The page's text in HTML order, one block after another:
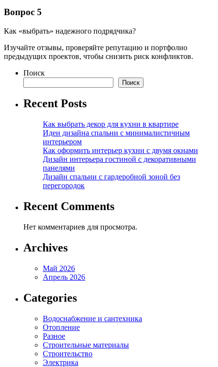
Вопрос 5
Как «выбрать» надежного подрядчика?
Изучайте отзывы, проверяйте репутацию и портфолио
предыдущих проектов, чтобы снизить риск конфликтов.
Поиск
Поиск
Recent Posts
Как выбрать декор для кухни в квартире
Идеи дизайна спальни с минималистичным
интерьером
Как оформить интерьер кухни с двумя окнами
Дизайн интерьера гостиной с декоративными
панелями
Дизайн спальни с гардеробной зоной без
перегородок
Recent Comments
Нет комментариев для просмотра.
Archives
Май 2026
Апрель 2026
Categories
Водоснабжение и сантехника
Отопление
Разное
Строительные материалы
Строительство
Электрика